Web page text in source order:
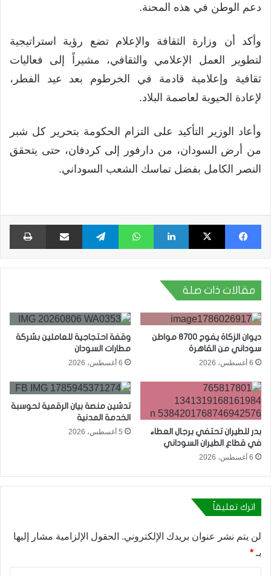
دعم الوطن في هذه المحنة.
وأكد أن وزارة الثقافة والإعلام تضع رؤية استراتيجية
لتطوير العمل الإعلامي والثقافي، مشيراً إلى فعاليات
ثقافية وإعلامية قادمة في الخرطوم بعد عيد الفطر،
لإعادة الحيوية لعاصمة البلاد.
وأعاد الوزير التأكيد على التزام الحكومة بتحرير كل شبر
من أرض السودان، من دارفور إلى كردفان، حتى يتحقق
النصر الكامل بفضل تماسك الشعب السوداني.
فيسبوك X لينكدإن واتساب تيلقرام مشاركة عبر البريد
مقالات ذات صلة
ديوان الزكاة يفوج 8700 مواطن
سوداني من القاهرة
6 أغسطس، 2026
وقفة احتجاجية للعاملين بشركة
مطارات السودان
6 أغسطس، 2026
بدر للطيران تحتفي برجال العطاء
في قطاع الطيران السوداني
6 أغسطس، 2026
تدشين منصة بيان الرقمية لحوسبة
الخدمة المدنية
5 أغسطس، 2026
اترك تعليقاً
لن يتم نشر عنوان بريدك الإلكتروني. الحقول الإلزامية مشار إليها
بـ *